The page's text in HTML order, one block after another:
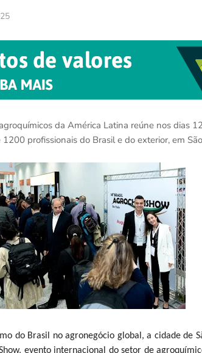
da América Latina reúne nos dias
profissionais do Brasil e do exterior, em
do Brasil no agronegócio global, a cidade de
evento internacional do setor de